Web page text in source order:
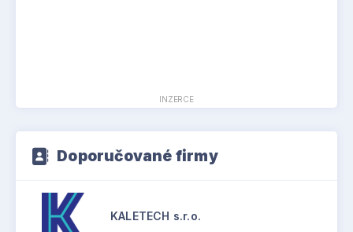
INZERCE
Doporučované firmy
KALETECH s.r.o.